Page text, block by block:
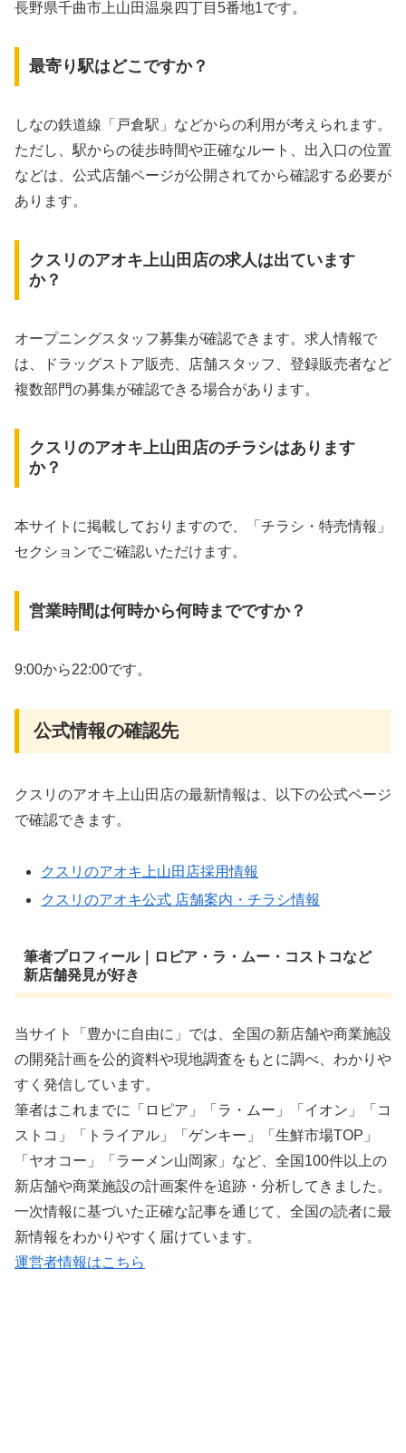
長野県千曲市上山田温泉四丁目5番地1です。
最寄り駅はどこですか？
しなの鉄道線「戸倉駅」などからの利用が考えられます。
ただし、駅からの徒歩時間や正確なルート、出入口の位置
などは、公式店舗ページが公開されてから確認する必要が
あります。
クスリのアオキ上山田店の求人は出ています
か？
オープニングスタッフ募集が確認できます。求人情報で
は、ドラッグストア販売、店舗スタッフ、登録販売者など
複数部門の募集が確認できる場合があります。
クスリのアオキ上山田店のチラシはあります
か？
本サイトに掲載しておりますので、「チラシ・特売情報」
セクションでご確認いただけます。
営業時間は何時から何時までですか？
9:00から22:00です。
公式情報の確認先
クスリのアオキ上山田店の最新情報は、以下の公式ページ
で確認できます。
クスリのアオキ上山田店採用情報
クスリのアオキ公式 店舗案内・チラシ情報
筆者プロフィール｜ロピア・ラ・ムー・コストコなど
新店舗発見が好き
当サイト「豊かに自由に」では、全国の新店舗や商業施設
の開発計画を公的資料や現地調査をもとに調べ、わかりや
すく発信しています。
筆者はこれまでに「ロピア」「ラ・ムー」「イオン」「コ
ストコ」「トライアル」「ゲンキー」「生鮮市場TOP」
「ヤオコー」「ラーメン山岡家」など、全国100件以上の
新店舗や商業施設の計画案件を追跡・分析してきました。
一次情報に基づいた正確な記事を通じて、全国の読者に最
新情報をわかりやすく届けています。
運営者情報はこちら